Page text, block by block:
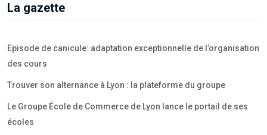
La gazette
Episode de canicule: adaptation exceptionnelle de l’organisation
des cours
Trouver son alternance à Lyon : la plateforme du groupe
Le Groupe École de Commerce de Lyon lance le portail de ses
écoles